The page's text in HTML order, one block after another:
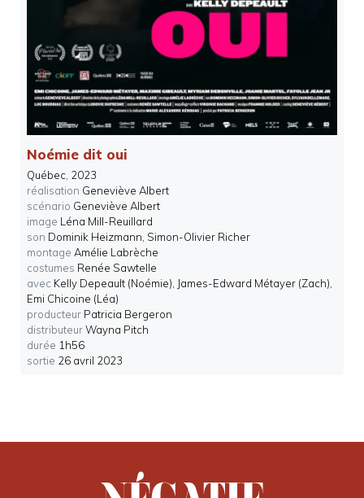
Noémie dit oui
Québec , 2023
réalisation Geneviève Albert
scénario Geneviève Albert
image Léna Mill-Reuillard
son Dominik Heizmann, Simon-Olivier Richer
montage Amélie Labrèche
costumes Renée Sawtelle
avec Kelly Depeault (Noémie), James-Edward Métayer (Zach),
Emi Chicoine (Léa)
producteur Patricia Bergeron
distributeurWayna Pitch
durée 1h56
sortie 26 avril 2023